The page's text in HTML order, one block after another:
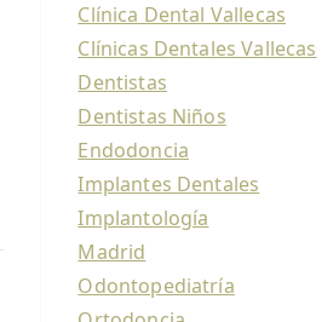
Clínica Dental Vallecas
Clínicas Dentales Vallecas
Dentistas
Dentistas Niños
Endodoncia
Implantes Dentales
Implantología
Madrid
Odontopediatría